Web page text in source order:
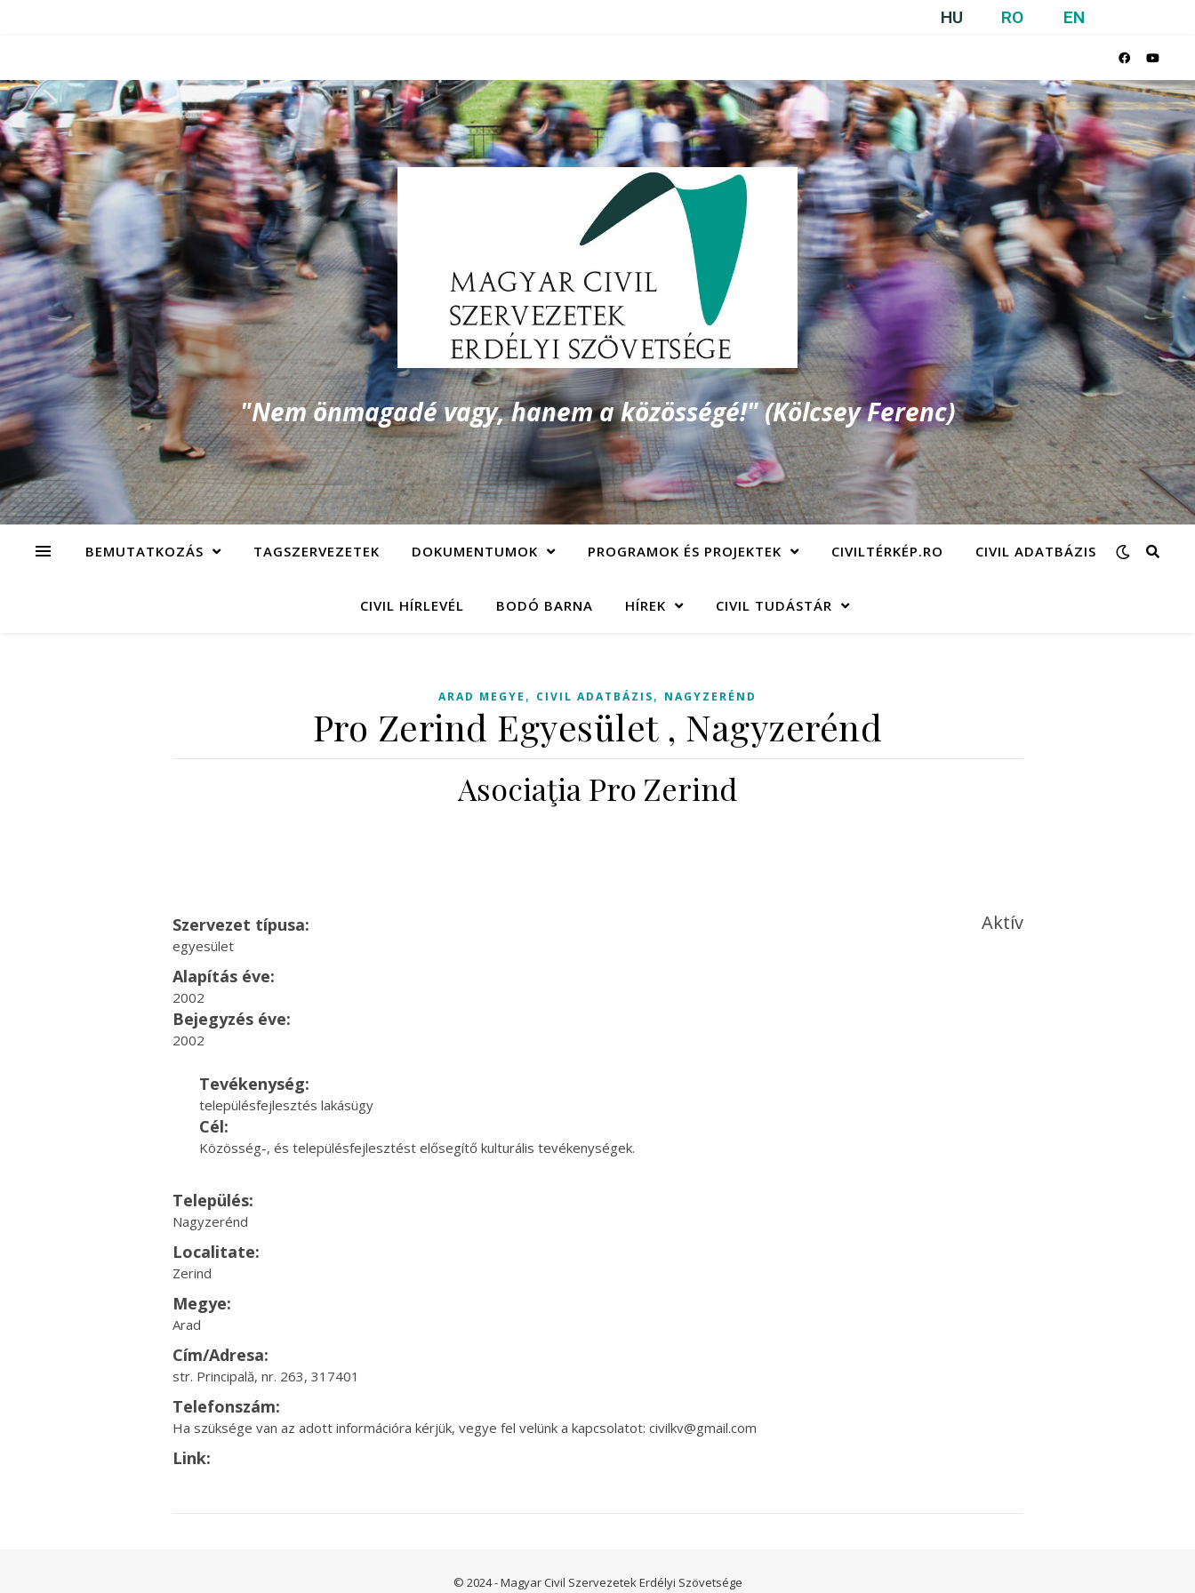
HU RO EN
"Nem önmagadé vagy, hanem a közösségé!" (Kölcsey Ferenc)
BEMUTATKOZÁS TAGSZERVEZETEK DOKUMENTUMOK PROGRAMOK ÉS PROJEKTEK CIVILTÉRKÉP.RO CIVIL ADATBÁZIS
CIVIL HÍRLEVÉL BODÓ BARNA HÍREK CIVIL TUDÁSTÁR
ARAD MEGYE , CIVIL ADATBÁZIS, NAGYZERÉND
Pro Zerind Egyesület , Nagyzerénd
Asociaţia Pro Zerind
Szervezet típusa:
egyesület
Aktív
Alapítás éve:
2002
Bejegyzés éve:
2002
Tevékenység:
településfejlesztés lakásügy
Cél:
Közösség-, és településfejlesztést elősegítő kulturális tevékenységek.
Település:
Nagyzerénd
Localitate:
Zerind
Megye:
Arad
Cím/Adresa:
str. Principală, nr. 263, 317401
Telefonszám:
Ha szüksége van az adott információra kérjük, vegye fel velünk a kapcsolatot: civilkv@gmail.com
Link:
© 2024 - Magyar Civil Szervezetek Erdélyi Szövetsége